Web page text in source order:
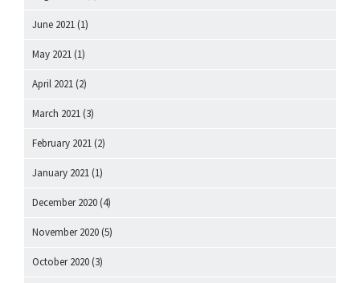
June 2021 (1)
May 2021 (1)
April 2021 (2)
March 2021 (3)
February 2021 (2)
January 2021 (1)
December 2020 (4)
November 2020 (5)
October 2020 (3)